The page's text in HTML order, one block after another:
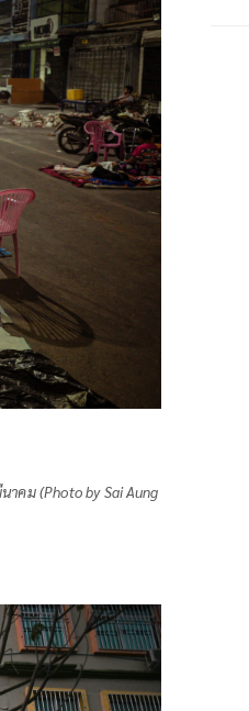
คม (Photo by Sai Aung